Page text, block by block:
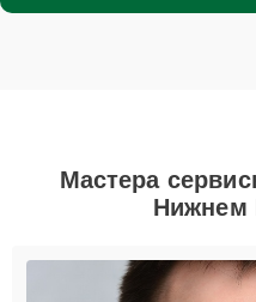
Мастера
Нижнем